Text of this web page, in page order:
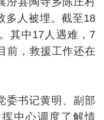
多人被埋。截至18
其中17人遇难，7
前，救援工作还在
委书记黄明、副部
中心调度了解情